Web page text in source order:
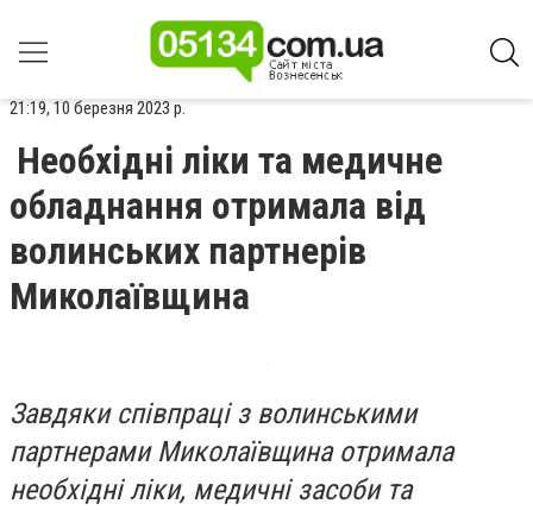
21:19, 10 березня 2023 р.
Необхідні ліки та медичне
обладнання отримала від
волинських партнерів
Миколаївщина
Завдяки співпраці з волинськими
партнерами Миколаївщина отримала
необхідні ліки, медичні засоби та